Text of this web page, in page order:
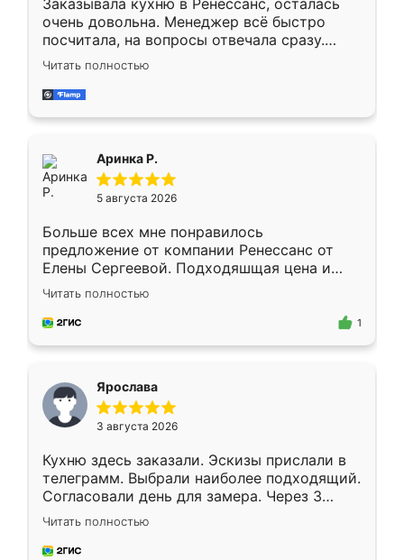
Заказывала кухню в Ренессанс, осталась
очень довольна. Менеджер всё быстро
посчитала, на вопросы отвечала сразу.
Замерщик приехал в субботу, подошёл к
делу со всей ответственностью. Собрали
за день, ребята работали аккуратно, даже
Читать полностью
Аринка Р.
5 августа 2026
Больше всех мне понравилось
предложение от компании Ренессанс от
Елены Сергеевой. Подходяшщая цена и
короткие сроки изготовления. Приехавший
для замера сотрудник Владислав
предложил по моему эскизу самый
Читать полностью
1
Ярослава
3 августа 2026
Кухню здесь заказали. Эскизы прислали в
телеграмм. Выбрали наиболее подходящий.
Согласовали день для замера. Через 3
недели кухня была уже готова. Остались
довольны работой. Спасибо Ренессанс
мебель за качественную работу!
Читать полностью